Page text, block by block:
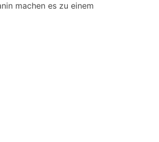
machen es zu einem